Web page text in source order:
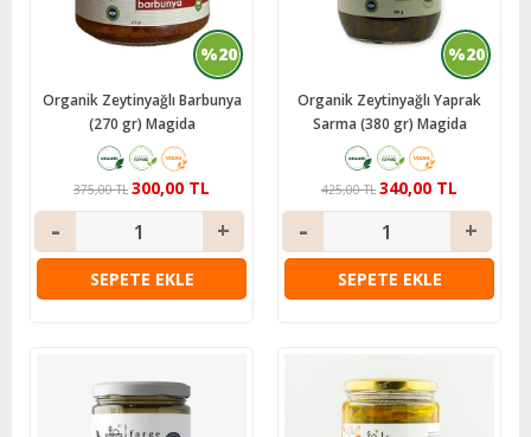
%20
Organik Zeytinyağlı Barbunya
(270 gr) Magida
300,00 TL
375,00 TL
SEPETE EKLE
%20
Organik Zeytinyağlı Yaprak
Sarma (380 gr) Magida
340,00 TL
425,00 TL
SEPETE EKLE